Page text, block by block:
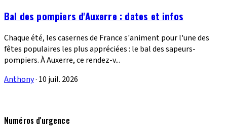
Bal des pompiers d'Auxerre : dates et infos
Chaque été, les casernes de France s'animent pour l'une des
fêtes populaires les plus appréciées : le bal des sapeurs-
pompiers. À Auxerre, ce rendez-v...
Anthony· 10 juil. 2026
Numéros d'urgence